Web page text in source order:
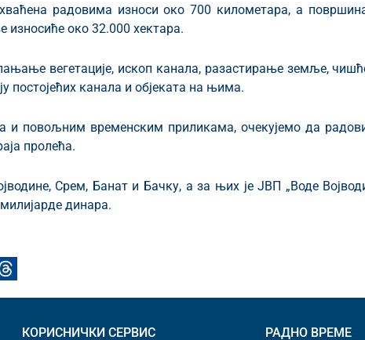
радовима износи око 700 километара, а
износиће око 32.000 хектара.
вегетације, ископ канала, разастирање земље,
постојећих канала и објеката на њима.
и повољним временским приликама, очекујемо да
пролећа.
Срем, Банат и Бачку, а за њих је ЈВП „Воде
динара.
КОРИСНИЧКИ СЕРВИС РАДНО ВРЕМЕ